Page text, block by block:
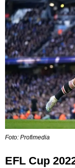
Foto: Profimedia
EFL Cup